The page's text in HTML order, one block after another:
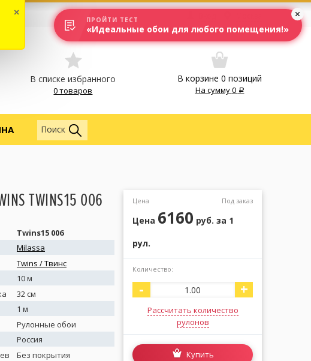
В списке избранного
0 товаров
В корзине 0 позиций
На сумму0
Обои
Поиск
TWINS15 006
Twins15 006
Milassa
Twins / Твинс
10 м
32 см
1 м
Рулонные обои
Россия
Без покрытия
Цена Под заказ
Цена 6160 руб. за 1
рул.
Количество:
- +
Рассчитать количество
рулонов
Купить
×
ПРОЙТИ ТЕСТ
«Идеальные обои для любого помещения!»